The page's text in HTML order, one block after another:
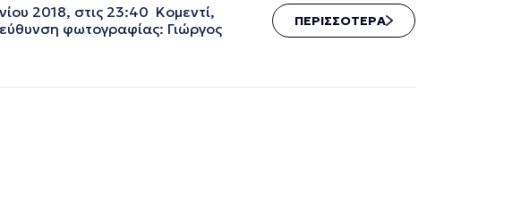
2018, στις 23:40 Κομεντί,
φωτογραφίας: Γιώργος
ΠΕΡΙΣΣΟΤΕΡΑ